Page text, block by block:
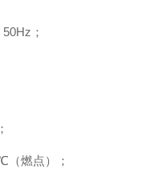
；
燃点）；